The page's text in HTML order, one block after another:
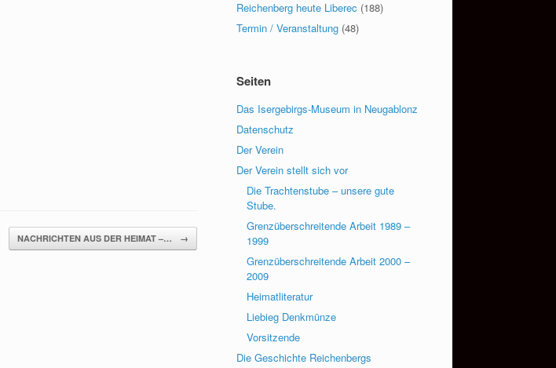
NACHRICHTEN AUS DER HEIMAT –… →
Reichenberg heute Liberec (188)
Termin / Veranstaltung (48)
Seiten
Das Isergebirgs-Museum in Neugablonz
Datenschutz
Der Verein
Der Verein stellt sich vor
Die Trachtenstube – unsere gute
Stube.
Grenzüberschreitende Arbeit 1989 –
1999
Grenzüberschreitende Arbeit 2000 –
2009
Heimatliteratur
Liebieg Denkmünze
Vorsitzende
Die Geschichte Reichenbergs